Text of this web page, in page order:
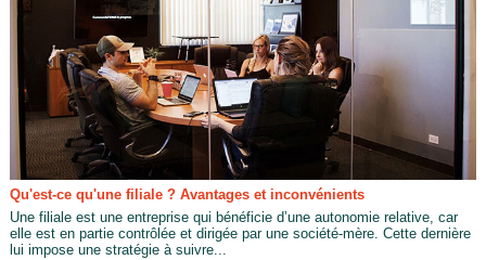
Qu'est-ce qu'une filiale ? Avantages et inconvénients
Une filiale est une entreprise qui bénéficie d’une autonomie relative, car
elle est en partie contrôlée et dirigée par une société-mère. Cette dernière
lui impose une stratégie à suivre...